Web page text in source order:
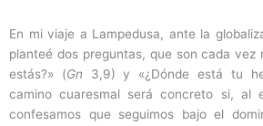
En mi viaje a Lampedusa, ante la
planteé dos preguntas, que son cada vez
estás?» (Gn 3,9) y «¿Dónde está tu
camino cuaresmal será concreto si, al
confesamos que seguimos bajo el